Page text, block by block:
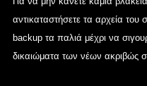
αντικαταστήσετε τα αρχεία
backupτα παλιά μέχρι να
δικαιώματα των νέων ακριβώς